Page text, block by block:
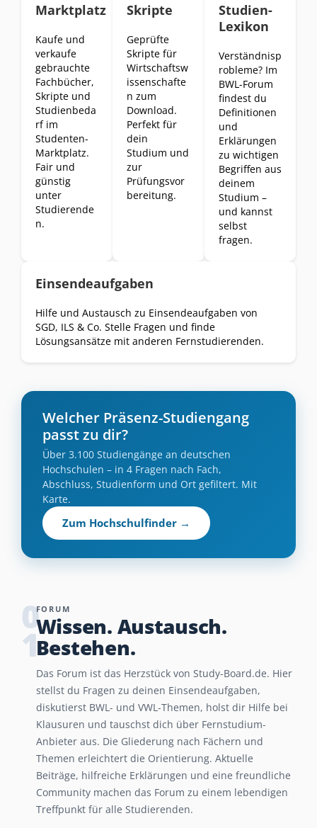
Marktplatz
Kaufe und
verkaufe
gebrauchte
Fachbücher,
Skripte und
Studienbeda
rf im
Studenten-
Marktplatz.
Fair und
günstig
unter
Studierende
n.
Skripte
Geprüfte
Skripte für
Wirtschaftsw
issenschafte
n zum
Download.
Perfekt für
dein
Studium und
zur
Prüfungsvor
bereitung.
Studien-
Lexikon
Verständnisp
robleme? Im
BWL-Forum
findest du
Definitionen
und
Erklärungen
zu wichtigen
Begriffen aus
deinem
Studium –
und kannst
selbst
fragen.
Einsendeaufgaben
Hilfe und Austausch zu Einsendeaufgaben von
SGD, ILS & Co. Stelle Fragen und finde
Lösungsansätze mit anderen Fernstudierenden.
Welcher Präsenz-Studiengang
passt zu dir?
Über 3.100 Studiengänge an deutschen
Hochschulen – in 4 Fragen nach Fach,
Abschluss, Studienform und Ort gefiltert. Mit
Karte.
Zum Hochschulfinder →
0
1
FORUM
Wissen. Austausch.
Bestehen.
Das Forum ist das Herzstück von Study-Board.de. Hier
stellst du Fragen zu deinen Einsendeaufgaben,
diskutierst BWL- und VWL-Themen, holst dir Hilfe bei
Klausuren und tauschst dich über Fernstudium-
Anbieter aus. Die Gliederung nach Fächern und
Themen erleichtert die Orientierung. Aktuelle
Beiträge, hilfreiche Erklärungen und eine freundliche
Community machen das Forum zu einem lebendigen
Treffpunkt für alle Studierenden.